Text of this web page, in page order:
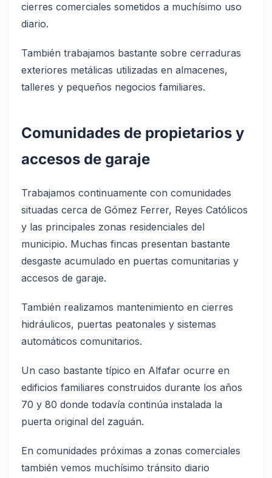
cierres comerciales sometidos a muchísimo uso
diario.
También trabajamos bastante sobre cerraduras
exteriores metálicas utilizadas en almacenes,
talleres y pequeños negocios familiares.
Comunidades de propietarios y
accesos de garaje
Trabajamos continuamente con comunidades
situadas cerca de Gómez Ferrer, Reyes Católicos
y las principales zonas residenciales del
municipio. Muchas fincas presentan bastante
desgaste acumulado en puertas comunitarias y
accesos de garaje.
También realizamos mantenimiento en cierres
hidráulicos, puertas peatonales y sistemas
automáticos comunitarios.
Un caso bastante típico en Alfafar ocurre en
edificios familiares construidos durante los años
70 y 80 donde todavía continúa instalada la
puerta original del zaguán.
En comunidades próximas a zonas comerciales
también vemos muchísimo tránsito diario